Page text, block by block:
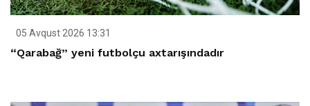
05 Avqust 2026 13:31
“Qarabağ” yeni futbolçu axtarışındadır